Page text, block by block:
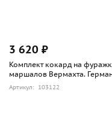
3 620 ₽
Комплект кокард на
маршалов Вермахта.
Артикул: 103122